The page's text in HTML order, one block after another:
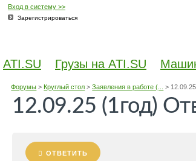
Вход в систему >>
Зарегистрироваться
ATI.SU Грузы на ATI.SU
Форумы >Круглый стол >Заявления в работе (... >
12.09.25 (1год)
ОТВЕТИТЬ